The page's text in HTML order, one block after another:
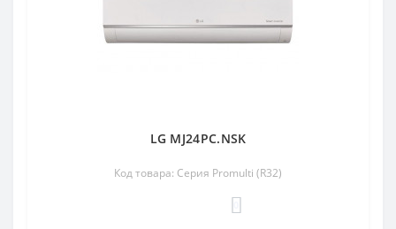
LG MJ24PC.NSK
Код товара: Серия Promulti (R32)